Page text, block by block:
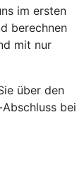
im ersten
berechnen
mit nur
über den
bei